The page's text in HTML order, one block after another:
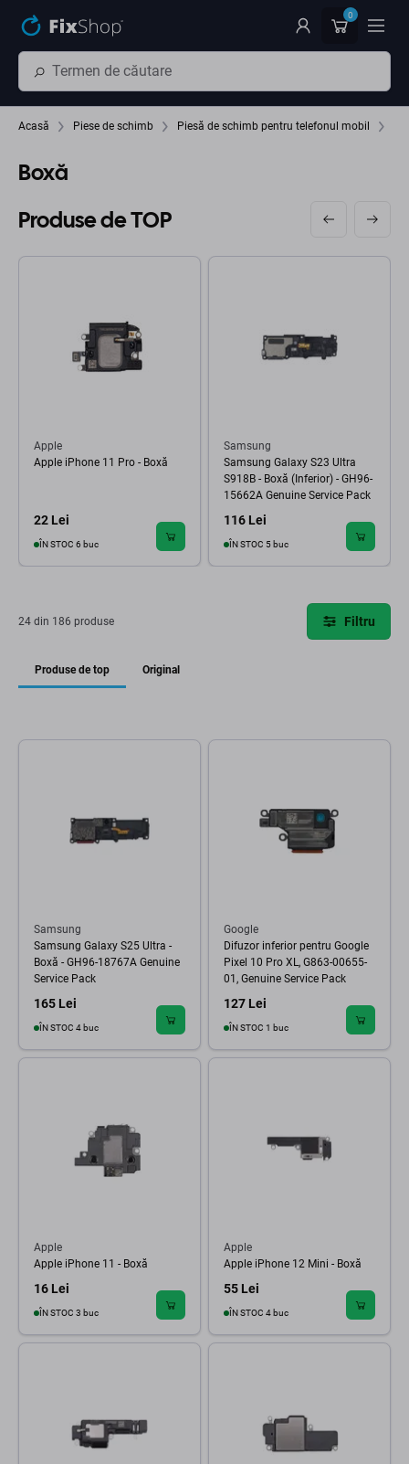
0
Acasă Piese de schimb Piesă de schimb pentru telefonul mobil
Boxă
Produse de TOP
Apple
Apple iPhone 11 Pro - Boxă
22 Lei
ÎN STOC 6 buc
Samsung
Samsung Galaxy S23 Ultra
S918B - Boxă (Inferior) - GH96-
15662A Genuine Service Pack
116 Lei
ÎN STOC 5 buc
24 din 186 produse Filtru
Produse de top Original
Samsung
Samsung Galaxy S25 Ultra -
Boxă - GH96-18767A Genuine
Service Pack
165 Lei
ÎN STOC 4 buc
Google
Difuzor inferior pentru Google
Pixel 10 Pro XL, G863-00655-
01, Genuine Service Pack
127 Lei
ÎN STOC 1 buc
Apple
Apple iPhone 11 - Boxă
16 Lei
ÎN STOC 3 buc
Apple
Apple iPhone 12 Mini - Boxă
55 Lei
ÎN STOC 4 buc